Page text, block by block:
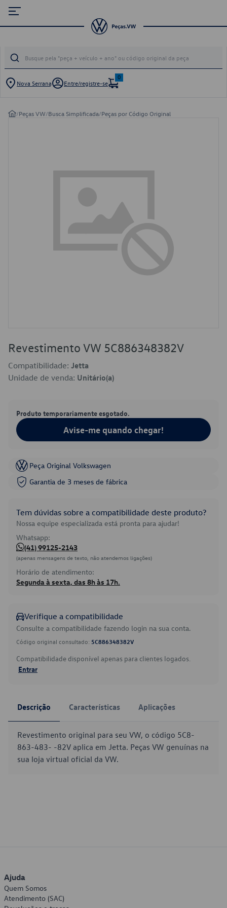
Nova Serrana Entre/registre-se
0
/Peças VW/Busca Simplificada/Peças por Código Original
Revestimento VW 5C886348382V
Compatibilidade: Jetta
Unidade de venda: Unitário(a)
Produto temporariamente esgotado.
Avise-me quando chegar!
Peça Original Volkswagen
Garantia de 3 meses de fábrica
Tem dúvidas sobre a compatibilidade deste produto?
Nossa equipe especializada está pronta para ajudar!
Whatsapp:
(41) 99125-2143
(apenas mensagens de texto, não atendemos ligações)
Horário de atendimento:
Segunda à sexta, das 8h às 17h.
Verifique a compatibilidade
Consulte a compatibilidade fazendo login na sua conta.
Código original consultado: 5C886348382V
Compatibilidade disponível apenas para clientes logados.
Entrar
Descrição Características Aplicações
Revestimento original para seu VW, o código 5C8-
863-483- -82V aplica em Jetta. Peças VW genuínas na
sua loja virtual oficial da VW.
Ajuda
Quem Somos
Atendimento (SAC)